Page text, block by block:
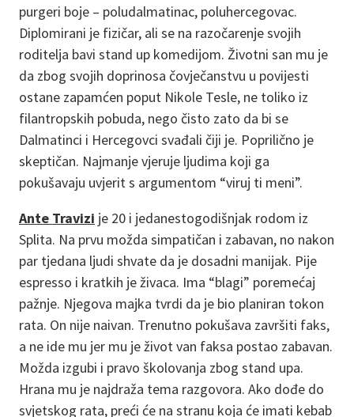
purgeri boje – poludalmatinac, poluhercegovac.
Diplomirani je fizičar, ali se na razočarenje svojih
roditelja bavi stand up komedijom. Životni san mu je
da zbog svojih doprinosa čovječanstvu u povijesti
ostane zapamćen poput Nikole Tesle, ne toliko iz
filantropskih pobuda, nego čisto zato da bi se
Dalmatinci i Hercegovci svađali čiji je. Poprilično je
skeptičan. Najmanje vjeruje ljudima koji ga
pokušavaju uvjerit s argumentom “viruj ti meni”.
Ante Travizi je 20 i jedanestogodišnjak rodom iz
Splita. Na prvu možda simpatičan i zabavan, no nakon
par tjedana ljudi shvate da je dosadni manijak. Pije
espresso i kratkih je živaca. Ima “blagi” poremećaj
pažnje. Njegova majka tvrdi da je bio planiran tokon
rata. On nije naivan. Trenutno pokušava završiti faks,
a ne ide mu jer mu je život van faksa postao zabavan.
Možda izgubi i pravo školovanja zbog stand upa.
Hrana mu je najdraža tema razgovora. Ako dođe do
svjetskog rata, preći će na stranu koja će imati kebab